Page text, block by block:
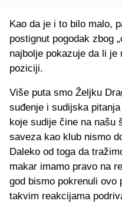
Kao da je i to bilo malo,
postignut pogodak zbog
najbolje pokazuje da li je
poziciji.
Više puta smo Željku
suđenje i sudijska
koje sudije čine na našu
saveza kao klub nismo
Daleko od toga da
makar imamo pravo na
god bismo pokrenuli ovo
takvim reakcijama